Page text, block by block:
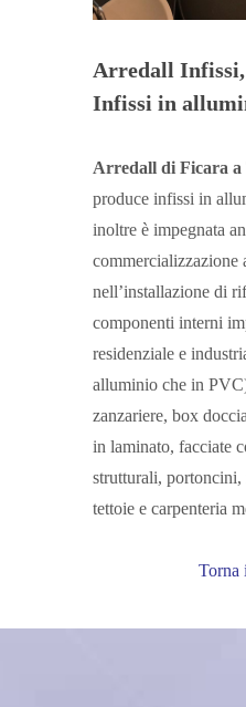
Arredall
Infissi in
Arredall di Ficara
produce infissi in
inoltre è impegnata
commercializzazione
nell’installazione di
componenti interni
residenziale e
alluminio che in
zanzariere, box
in laminato, facciate
strutturali,
tettoie e carpenteria
Torna